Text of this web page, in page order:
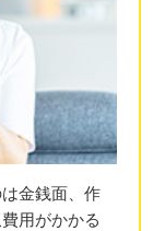
金銭面、作
用がかかる